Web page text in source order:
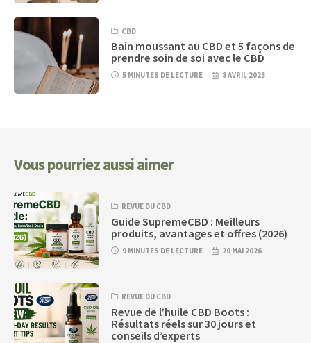
CBD
Bain moussant au CBD et 5 façons de
prendre soin de soi avec le CBD
5 MINUTES DE LECTURE 8 AVRIL 2023
Vous pourriez aussi aimer
REVUE DU CBD
Guide SupremeCBD : Meilleurs
produits, avantages et offres (2026)
9 MINUTES DE LECTURE 20 MAI 2026
REVUE DU CBD
Revue de l’huile CBD Boots :
Résultats réels sur 30 jours et
conseils d’experts